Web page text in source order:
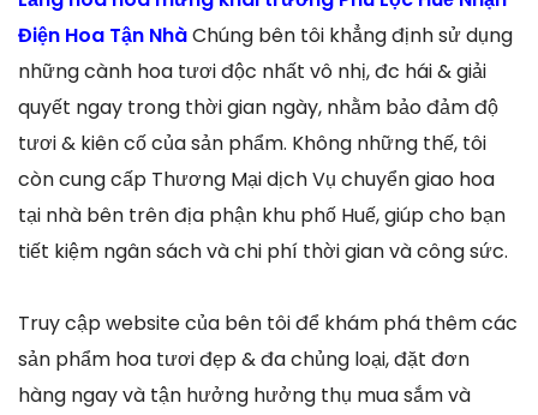
Điện Hoa Tận NhàChúng bên tôi khẳng định sử dụng
những cành hoa tươi độc nhất vô nhị, đc hái & giải
quyết ngay trong thời gian ngày, nhằm bảo đảm độ
tươi & kiên cố của sản phẩm. Không những thế, tôi
còn cung cấp Thương Mại dịch Vụ chuyển giao hoa
tại nhà bên trên địa phận khu phố Huế, giúp cho bạn
tiết kiệm ngân sách và chi phí thời gian và công sức.
Truy cập website của bên tôi để khám phá thêm các
sản phẩm hoa tươi đẹp & đa chủng loại, đặt đơn
hàng ngay và tận hưởng hưởng thụ mua sắm và